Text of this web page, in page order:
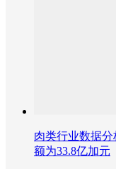
肉类行业数据分
额为33.8亿加元